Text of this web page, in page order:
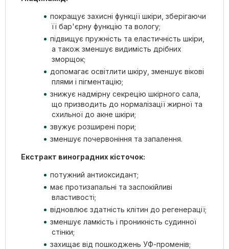
покращує захисні функції шкіри, зберігаючи
її бар'єрну функцію та вологу;
підвищує пружність та еластичність шкіри,
а також зменшує видимість дрібних
зморщок;
допомагає освітлити шкіру, зменшує вікові
плями і пігментацію;
знижує надмірну секрецію шкірного сала,
що призводить до нормалізації жирної та
схильної до акне шкіри;
звужує розширені пори;
зменшує почервоніння та запалення.
Екстракт виноградних кісточок:
потужний антиоксидант;
має протизапальні та заспокійливі
властивості;
відновлює здатність клітин до регенерації;
зменшує ламкість і проникність судинної
стінки;
захищає від пошкоджень УФ-променів;